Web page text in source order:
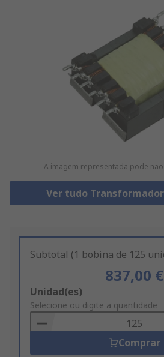
A imagem representada pode
Ver tudo
Subtotal (1 bobina de 125
837,00 €
Add
to
Basket
Unidad(es)
Selecione ou digite a quantidade
Comprar